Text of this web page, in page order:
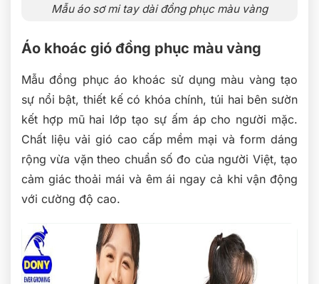
Mẫu áo sơ mi tay dài đồng phục màu vàng
Áo khoác gió đồng phục màu vàng
Mẫu đồng phục áo khoác sử dụng màu vàng tạo
sự nổi bật, thiết kế có khóa chính, túi hai bên sườn
kết hợp mũ hai lớp tạo sự ấm áp cho người mặc.
Chất liệu vải gió cao cấp mềm mại và form dáng
rộng vừa vặn theo chuẩn số đo của người Việt, tạo
cảm giác thoải mái và êm ái ngay cả khi vận động
với cường độ cao.